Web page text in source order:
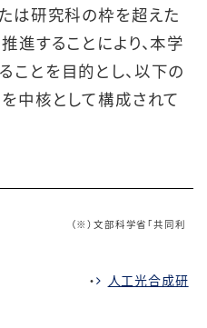
は研究科の枠を超えた
進することにより、本学
とを目的とし、以下の
中核として構成されて
群
（※）文部科学省「共同利
人工光合成研